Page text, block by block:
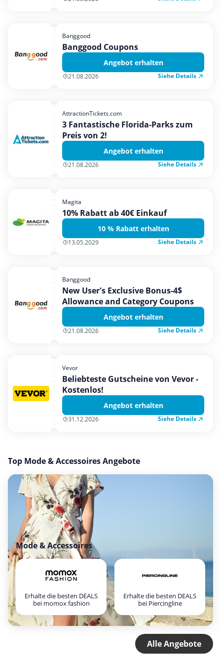
Banggood
Banggood Coupons
Angebot erhalten
21.08.2026 Siehe Details
AttractionTickets.com
3 Fantastische Florida-Parks zum
Preis von 2!
Angebot erhalten
21.08.2026 Siehe Details
Magita
10% Rabatt ab 40€ Einkauf
10 % Rabatt erhalten
13.05.2029 Siehe Details
Banggood
New User's Exclusive Bonus-4$
Allowance and Category Coupons
Angebot erhalten
21.08.2026 Siehe Details
Vevor
Beliebteste Gutscheine von Vevor -
Kostenlos!
Angebot erhalten
31.12.2026 Siehe Details
Top Mode & Accessoires Angebote
Mode & Accessoires
Erhalte die besten DEALS
bei momox fashion
Erhalte die besten DEALS
bei Piercingline
Alle Angebote